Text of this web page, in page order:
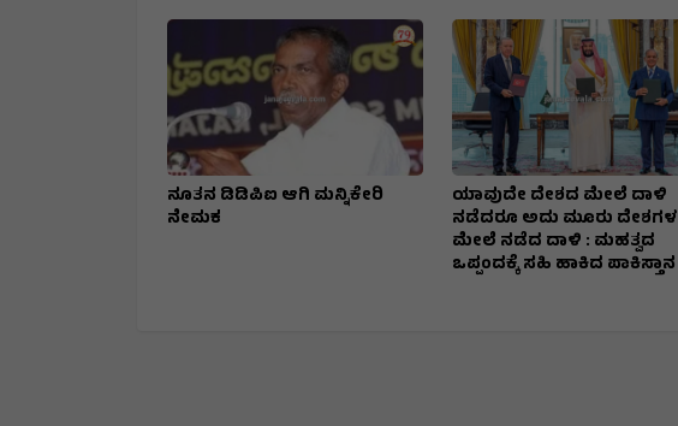
ನೂತನ ಡಿಡಿಪಿಐ ಆಗಿ ಮನ್ನಿಕೇರಿ
ನೇಮಕ
ಯಾವುದೇ ದೇಶದ ಮೇಲೆ ದಾಳಿ
ನಡೆದರೂ ಅದು ಮೂರು ದೇಶಗಳ
ಮೇಲೆ ನಡೆದ ದಾಳಿ : ಮಹತ್ವದ
ಒಪ್ಪಂದಕ್ಕೆ ಸಹಿ ಹಾಕಿದ ಪಾಕಿಸ್ತಾನ